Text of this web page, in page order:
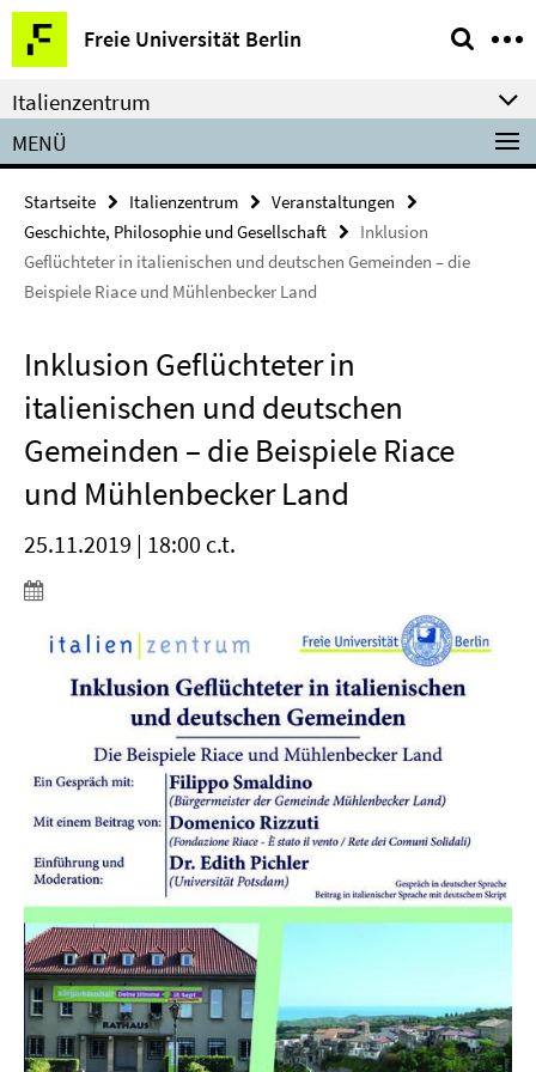
Springe
direkt
zu
Inhalt
Freie Universität Berlin
Service-
Navigation
Italienzentrum
MENÜ
Startseite Italienzentrum
Veranstaltungen
Geschichte, Philosophie und Gesellschaft
Inklusion
Geflüchteter in italienischen und deutschen Gemeinden – die
Beispiele Riace und Mühlenbecker Land
Inklusion Geflüchteter in
italienischen und deutschen
Gemeinden – die Beispiele Riace
und Mühlenbecker Land
25.11.2019 | 18:00 c.t.